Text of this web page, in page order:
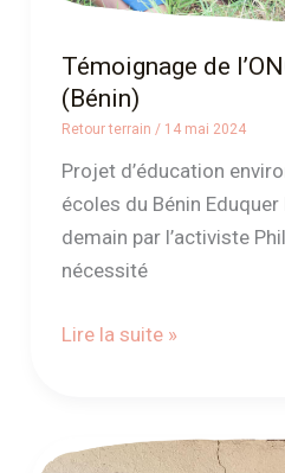
Témoignage de
(Bénin)
Retour terrain / 14 mai 2024
Projet d’éducation
écoles du Bénin
demain par l’activiste
nécessité
Lire la suite »
Devenez